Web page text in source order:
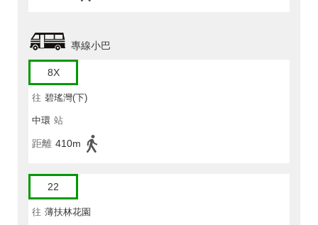
專線小巴
8X
往 碧瑤灣(下)
中環 站
距離 410m
22
往 薄扶林花園